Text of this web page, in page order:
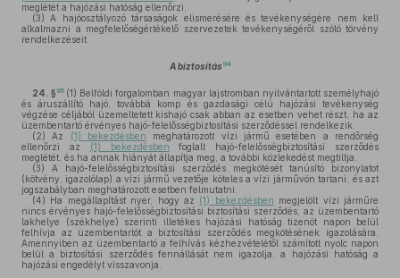
meglétét a hajózási hatóság ellenőrzi.
(3) A hajóosztályozó társaságok elismerésére és tevékenységére nem kell
alkalmazni a megfelelőségértékelő szervezetek tevékenységéről szóló törvény
rendelkezéseit.
A biztosítás 94
24. § 95 (1) Belföldi forgalomban magyar lajstromban nyilvántartott személyhajó
és áruszállító hajó, továbbá komp és gazdasági célú hajózási tevékenység
végzése céljából üzemeltetett kishajó csak abban az esetben vehet részt, ha az
üzembentartó érvényes hajó-felelősségbiztosítási szerződéssel rendelkezik.
(2) Az (1) bekezdésben meghatározott vízi jármű esetében a rendőrség
ellenőrzi az
(1) bekezdésben foglalt hajó-felelősségbiztosítási szerződés
meglétét, és ha annak hiányát állapítja meg, a további közlekedést megtiltja.
(3) A hajó-felelősségbiztosítási szerződés megkötését tanúsító bizonylatot
(kötvény, igazolólap) a vízi jármű vezetője köteles a vízi járművön tartani, és azt
jogszabályban meghatározott esetben felmutatni.
(4) Ha megállapítást nyer, hogy az (1) bekezdésben megjelölt vízi járműre
nincs érvényes hajó-felelősségbiztosítási biztosítási szerződés, az üzembentartó
lakhelye (székhelye) szerinti illetékes hajózási hatóság tizenöt napon belül
felhívja az üzembentartót a biztosítási szerződés megkötésének igazolására.
Amennyiben az üzembentartó a felhívás kézhezvételétől számított nyolc napon
belül a biztosítási szerződés fennállását nem igazolja, a hajózási hatóság a
hajózási engedélyt visszavonja.